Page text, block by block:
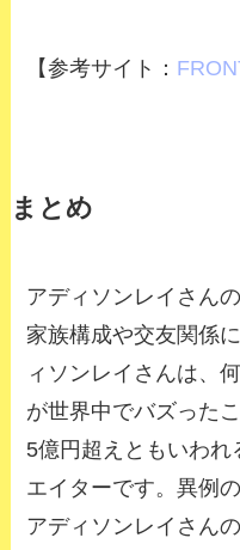
【参考サイト：
まとめ
アディソンレイさん
家族構成や交友関係
ィソンレイさんは、
が世界中でバズった
5億円超えともいわれ
エイターです。異例
アディソンレイさん